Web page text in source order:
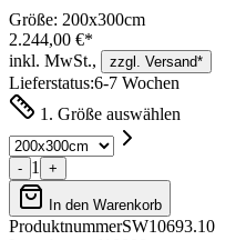
Größe: 200x300cm
2.244,00 €*
inkl. MwSt.,
zzgl. Versand*
Lieferstatus:6-7 Wochen
1. Größe auswählen
- 1 +
In den Warenkorb
ProduktnummerSW10693.10